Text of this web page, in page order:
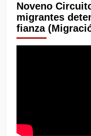
Noveno
migrantes
fianza